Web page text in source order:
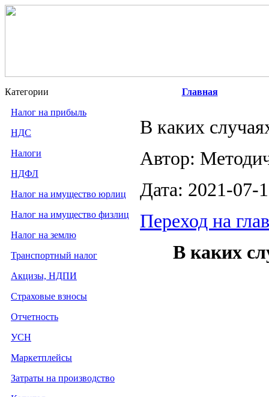
Категории
Налог на прибыль
НДС
Налоги
НДФЛ
Налог на имущество юрлиц
Налог на имущество физлиц
Налог на землю
Транспортный налог
Акцизы, НДПИ
Страховые взносы
Отчетность
УСН
Маркетплейсы
Затраты на производство
Главная
В каких
Автор:
Дата: 2021-07-
Переход на
В каких